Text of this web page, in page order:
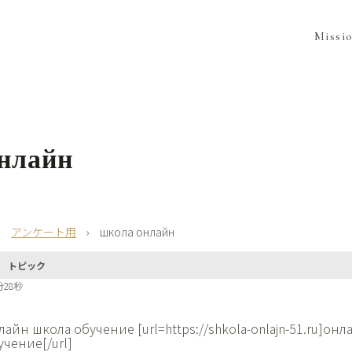
アンケート用 › школа онлайн
トピック
28秒
школа обучение [url=https://shkola-onlajn-
url]